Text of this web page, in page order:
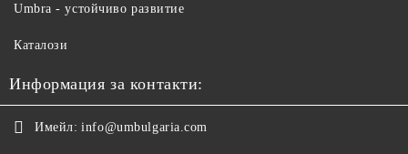
Umbra - устойчиво развитие
Каталози
Информация за контакти:
Имейл: info@umbulgaria.com